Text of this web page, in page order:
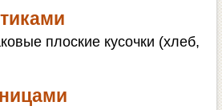
плоские кусочки (хлеб,